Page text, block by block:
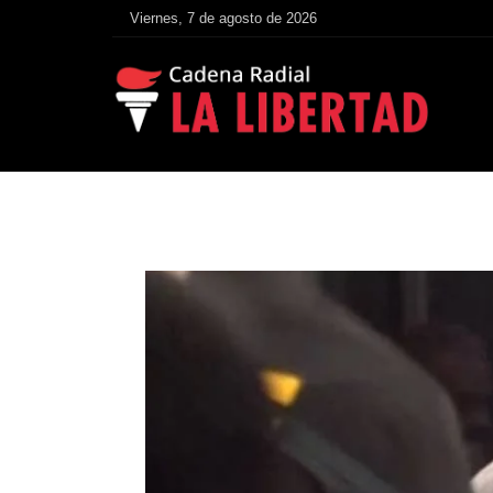
Viernes, 7 de agosto de 2026